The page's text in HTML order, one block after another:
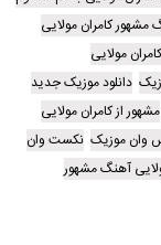
مشهور کامران مولایی
مولایی
دانلود موزیک جدید
مشهور از کامران مولایی
وان موزیک نکست وان
آهنگ مشهور